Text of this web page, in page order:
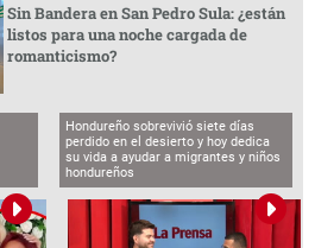
Sin Bandera en San Pedro Sula: ¿están
listos para una noche cargada de
romanticismo?
Hondureño sobrevivió siete días
perdido en el desierto y hoy dedica
su vida a ayudar a migrantes y niños
hondureños